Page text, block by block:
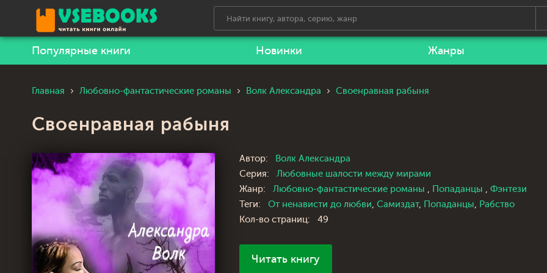
Популярные книги Новинки Жанры
Главная Любовно-фантастические романы Волк Александра Своенравная рабыня
Своенравная рабыня
Автор:
Волк Александра
Серия:
Любовные шалости между мирами
Жанр:
Любовно-фантастические романы , Попаданцы , Фэнтези
Теги:
От ненависти до любви, Самиздат, Попаданцы, Рабство
Кол-во страниц:
49
Читать книгу